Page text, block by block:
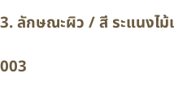
3. ลักษณะผิว / สี ระแนงไม้
003